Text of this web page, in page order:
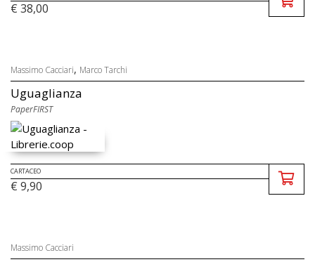
€ 38,00
Massimo Cacciari, Marco Tarchi
Uguaglianza
PaperFIRST
CARTACEO
€ 9,90
Massimo Cacciari